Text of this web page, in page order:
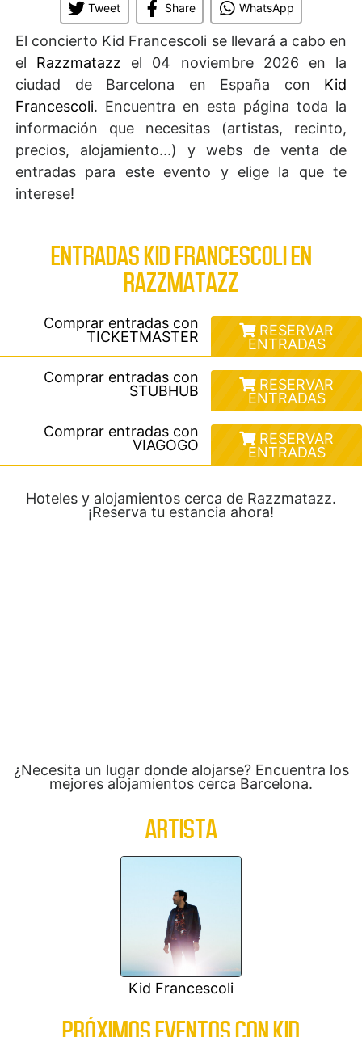
Tweet Share WhatsApp
El concierto Kid Francescoli se llevará a cabo en
el Razzmatazz el 04 noviembre 2026 en la
ciudad de Barcelona en España con Kid
Francescoli. Encuentra en esta página toda la
información que necesitas (artistas, recinto,
precios, alojamiento...) y webs de venta de
entradas para este evento y elige la que te
interese!
ENTRADAS KID FRANCESCOLI EN
RAZZMATAZZ
Comprar entradas con
TICKETMASTER
RESERVAR
ENTRADAS
Comprar entradas con
STUBHUB
RESERVAR
ENTRADAS
Comprar entradas con
VIAGOGO
RESERVAR
ENTRADAS
Hoteles y alojamientos cerca de Razzmatazz.
¡Reserva tu estancia ahora!
¿Necesita un lugar donde alojarse? Encuentra los
mejores alojamientos cerca Barcelona.
ARTISTA
Kid Francescoli
PRÓXIMOS EVENTOS CON KID